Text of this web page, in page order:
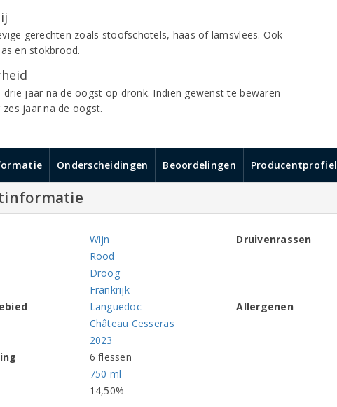
gerechten zoals stoofschotels, haas of lamsvlees. Ook
en stokbrood.
drie jaar na de oogst op dronk. Indien gewenst te bewaren
jaar na de oogst.
Onderscheidingen Beoordelingen Producentprofiel
Wijn
Rood
Droog
Frankrijk
Languedoc
Château Cesseras
2023
6 flessen
750 ml
14,50%
Druivenrassen
Allergenen